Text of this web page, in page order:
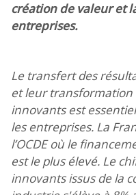
création de valeur et
entreprises.
Le transfert des
et leur transformation
innovants est
les entreprises. La
l’OCDE où le
est le plus élevé. Le
innovants issus de la